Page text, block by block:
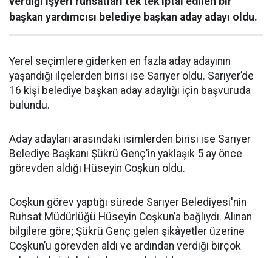
başkan yardımcısı belediye başkan aday adayı oldu.
Yerel seçimlere giderken en fazla aday adayının
yaşandığı ilçelerden birisi ise Sarıyer oldu. Sarıyer’de
16 kişi belediye başkan aday adaylığı için başvuruda
bulundu.
Aday adayları arasındaki isimlerden birisi ise Sarıyer
Belediye Başkanı Şükrü Genç’in yaklaşık 5 ay önce
görevden aldığı Hüseyin Coşkun oldu.
Coşkun görev yaptığı sürede Sarıyer Belediyesi'nin
Ruhsat Müdürlüğü Hüseyin Coşkun’a bağlıydı. Alınan
bilgilere göre; Şükrü Genç gelen şikâyetler üzerine
Coşkun’u görevden aldı ve ardından verdiği birçok